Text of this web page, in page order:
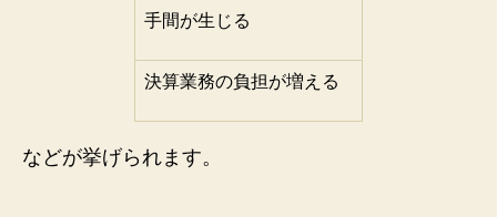
手間が生じる
決算業務の負担が増える
などが挙げられます。